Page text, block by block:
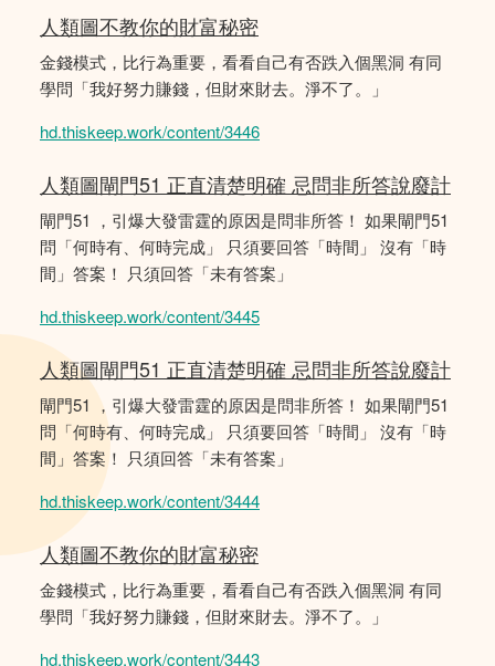
人類圖不教你的財富秘密
金錢模式，比行為重要，看看自己有否跌入個黑洞 有同
學問「我好努力賺錢，但財來財去。淨不了。」
hd.thiskeep.work/content/3446
人類圖閘門51 正直清楚明確 忌問非所答說廢計
閘門51 ，引爆大發雷霆的原因是問非所答！ 如果閘門51
問「何時有、何時完成」 只須要回答「時間」 沒有「時
間」答案！ 只須回答「未有答案」
hd.thiskeep.work/content/3445
人類圖閘門51 正直清楚明確 忌問非所答說廢計
閘門51 ，引爆大發雷霆的原因是問非所答！ 如果閘門51
問「何時有、何時完成」 只須要回答「時間」 沒有「時
間」答案！ 只須回答「未有答案」
hd.thiskeep.work/content/3444
人類圖不教你的財富秘密
金錢模式，比行為重要，看看自己有否跌入個黑洞 有同
學問「我好努力賺錢，但財來財去。淨不了。」
hd.thiskeep.work/content/3443